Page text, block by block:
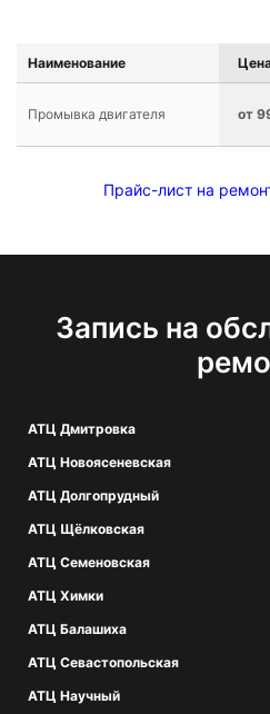
Наименование
Промывка двигателя от
Прайс-лист на
Запись на
АТЦ Дмитровка
АТЦ Новоясеневская
АТЦ Долгопрудный
АТЦ Щёлковская
АТЦ Семеновская
АТЦ Химки
АТЦ Балашиха
АТЦ Севастопольская
АТЦ Научный